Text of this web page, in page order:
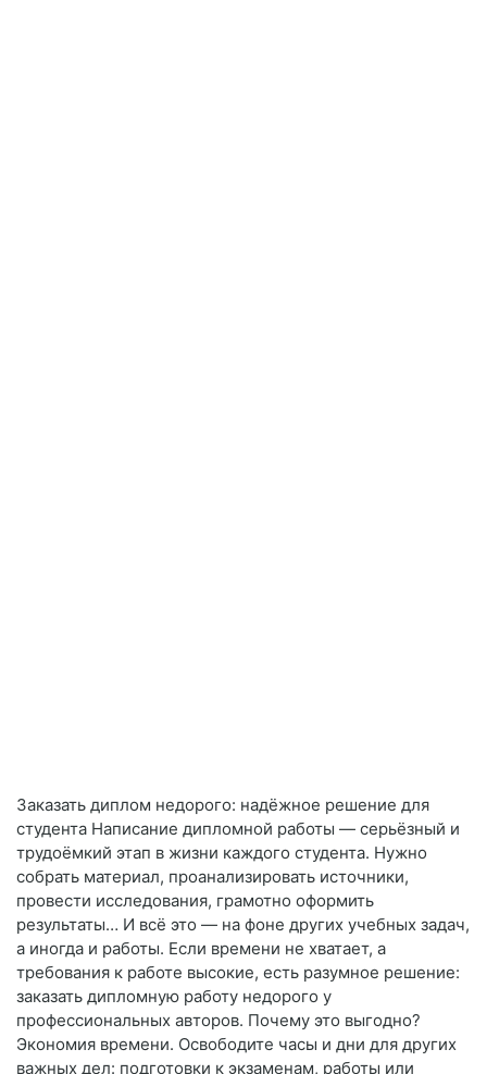
Заказать диплом недорого: надёжное решение для
студента Написание дипломной работы — серьёзный и
трудоёмкий этап в жизни каждого студента. Нужно
собрать материал, проанализировать источники,
провести исследования, грамотно оформить
результаты… И всё это — на фоне других учебных задач,
а иногда и работы. Если времени не хватает, а
требования к работе высокие, есть разумное решение:
заказать дипломную работу недорого у
профессиональных авторов. Почему это выгодно?
Экономия времени. Освободите часы и дни для других
важных дел: подготовки к экзаменам, работы или